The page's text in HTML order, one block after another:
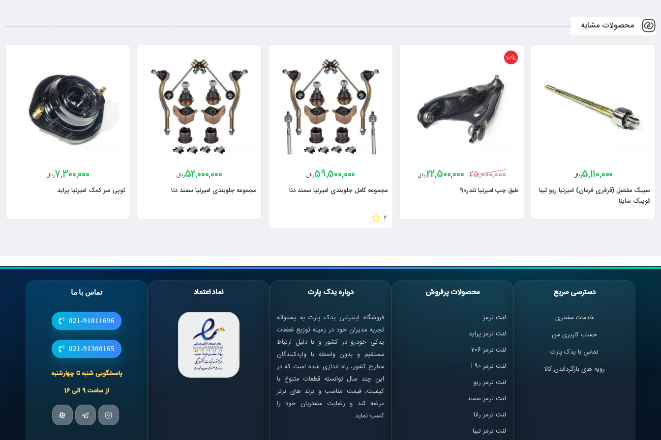
محصولات مشابه
5,110,000ریال
سیبک مفصل (قرقری فرمان) امیرنیا ریو تیبا
کوییک ساینا
10%
25,000,000
22,500,000ریال
طبق چپ امیرنیا تندر90
59,500,000ریال
مجموعه کامل جلوبندی امیرنیا سمند دنا
4
52,000,000ریال
مجموعه جلوبندی امیرنیا سمند دنا
7,300,000ریال
توپی سر کمک امیرنیا پراید
دسترسی سریع
خدمات مشتری
حساب کاربری من
تماس با یدک پارت
رویه های بازگرداندن کالا
محصولات پرفروش
لنت ترمز
لنت ترمز پراید
لنت ترمز 206
لنت ترمز l 90
لنت ترمز ریو
لنت ترمز سمند
لنت ترمز رانا
لنت ترمز تیبا
درباره یدک پارت
فروشگاه اینترنتی یدک پارت به پشتوانه
تجربه مدیران خود در زمینه توزیع قطعات
یدکی خودرو در کشور و با دلیل ارتباط
مستقیم و بدون واسطه با واردکنندگان
مطرح کشور، راه اندازی شده است که در
این چند سال توانسته قطعات متنوع با
کیفیت، قیمت مناسب و برند های برتر
عرضه کند و رضایت مشتریان خود را
کسب نماید.
نماد اعتماد تماس با ما
021-91011696
021-91300165
پاسخگویی شنبه تا چهارشنبه
از ساعت 9 الی 16